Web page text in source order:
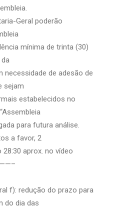
Geral poderão
mínima de trinta (30)
necessidade de adesão de
sejam
estabelecidos no
para futura análise.
a favor, 2
aprox. no vídeo
f): redução do prazo para
do dia das